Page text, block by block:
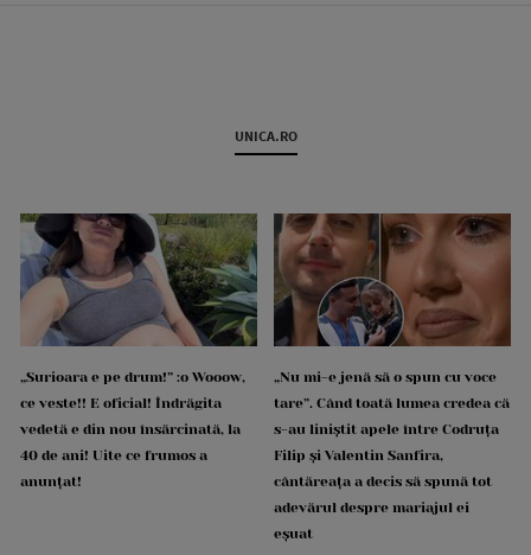
UNICA.RO
„Surioara e pe drum!” :o Wooow,
ce veste!! E oficial! Îndrăgita
vedetă e din nou însărcinată, la
40 de ani! Uite ce frumos a
anunțat!
„Nu mi-e jenă să o spun cu voce
tare”. Când toată lumea credea că
s-au liniștit apele între Codruța
Filip și Valentin Sanfira,
cântăreața a decis să spună tot
adevărul despre mariajul ei
eșuat